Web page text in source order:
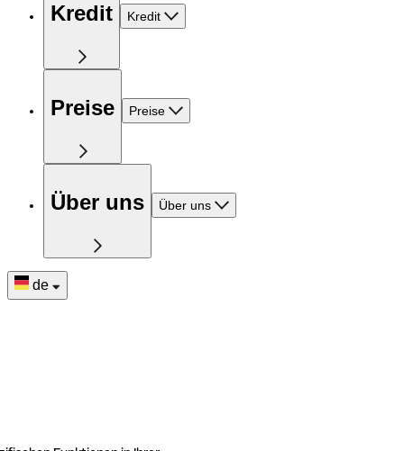
Kredit Kredit
Preise Preise
Über uns Über uns
de